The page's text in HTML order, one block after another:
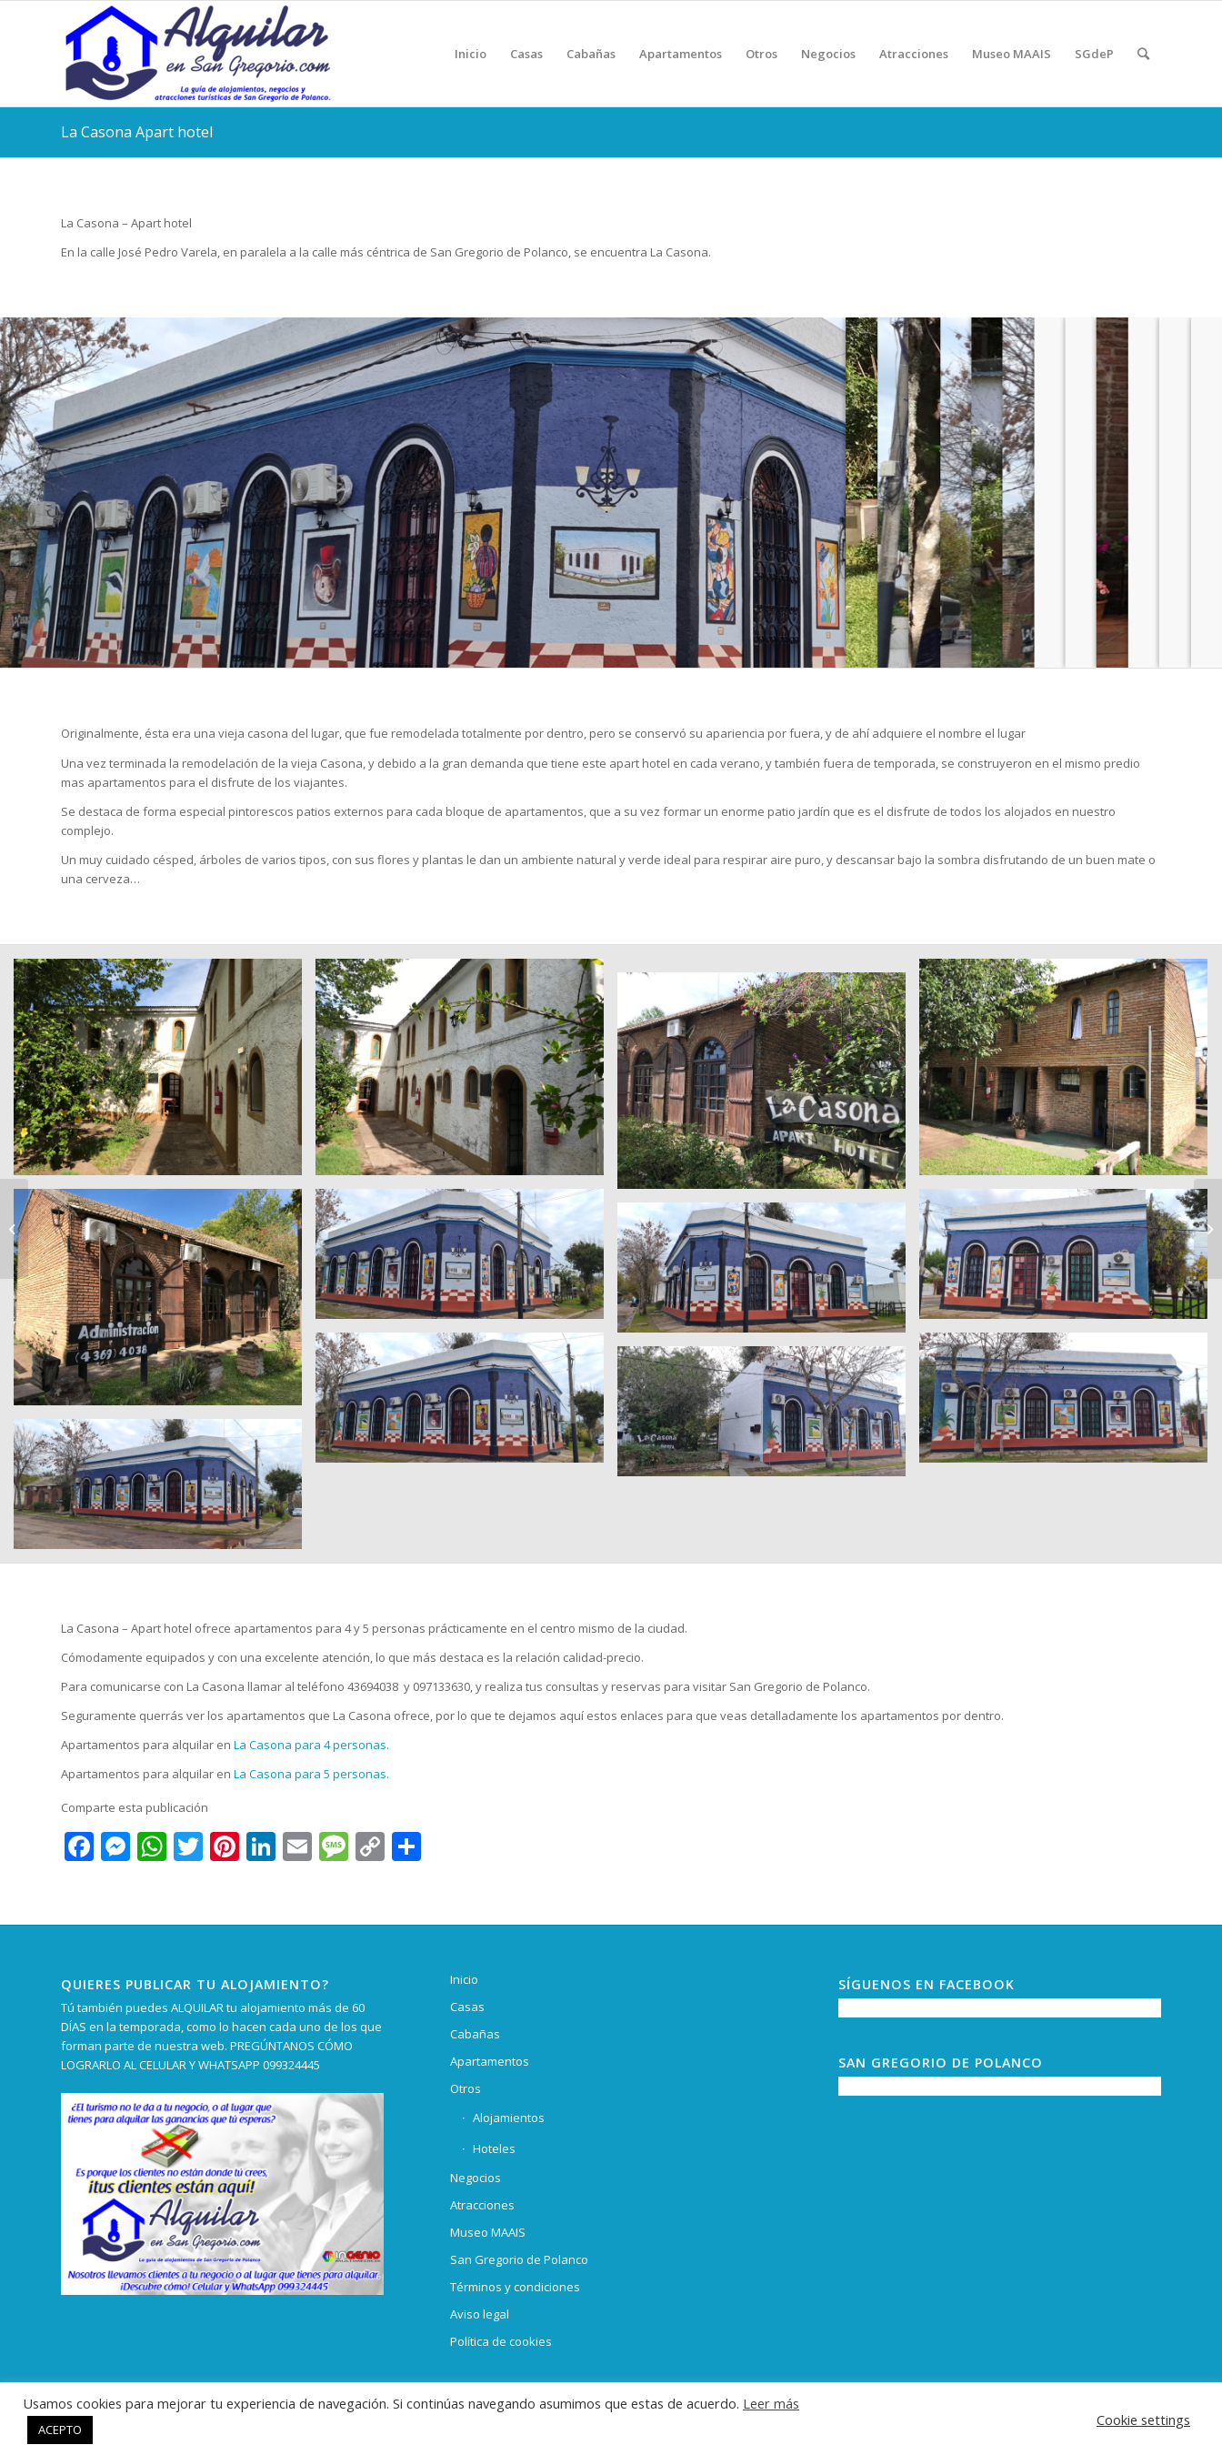
Inicio Casas Cabañas Apartamentos Otros Negocios Atracciones Museo MAAIS SGdeP
La Casona Apart hotel
La Casona – Apart hotel
En la calle José Pedro Varela, en paralela a la calle más céntrica de San Gregorio de Polanco, se encuentra La Casona.
Originalmente, ésta era una vieja casona del lugar, que fue remodelada totalmente por dentro, pero se conservó su apariencia por fuera, y de ahí adquiere el nombre el lugar
Una vez terminada la remodelación de la vieja Casona, y debido a la gran demanda que tiene este apart hotel en cada verano, y también fuera de temporada, se construyeron en el mismo predio
mas apartamentos para el disfrute de los viajantes.
Se destaca de forma especial pintorescos patios externos para cada bloque de apartamentos, que a su vez formar un enorme patio jardín que es el disfrute de todos los alojados en nuestro
complejo.
Un muy cuidado césped, árboles de varios tipos, con sus flores y plantas le dan un ambiente natural y verde ideal para respirar aire puro, y descansar bajo la sombra disfrutando de un buen mate o
una cerveza…
La Casona – Apart hotel ofrece apartamentos para 4 y 5 personas prácticamente en el centro mismo de la ciudad.
Cómodamente equipados y con una excelente atención, lo que más destaca es la relación calidad-precio.
Para comunicarse con La Casona llamar al teléfono 43694038 y 097133630, y realiza tus consultas y reservas para visitar San Gregorio de Polanco.
Seguramente querrás ver los apartamentos que La Casona ofrece, por lo que te dejamos aquí estos enlaces para que veas detalladamente los apartamentos por dentro.
Apartamentos para alquilar en La Casona para 4 personas.
Apartamentos para alquilar en La Casona para 5 personas.
Comparte esta publicación
Facebook
Messenger
WhatsApp
Twitter
Pinterest
LinkedIn
EmailMessage
Copy
QUIERES PUBLICAR TU ALOJAMIENTO?
Tú también puedes ALQUILAR tu alojamiento más de 60
DÍAS en la temporada, como lo hacen cada uno de los que
forman parte de nuestra web. PREGÚNTANOS CÓMO
LOGRARLO AL CELULAR Y WHATSAPP 099324445
Inicio
Casas
Cabañas
Apartamentos
Otros
Alojamientos
Hoteles
Negocios
Atracciones
Museo MAAIS
San Gregorio de Polanco
Términos y condiciones
Aviso legal
Política de cookies
SÍGUENOS EN FACEBOOK
SAN GREGORIO DE POLANCO
© Copyright -
Arenas Doradas –
Cabañas
Usamos cookies para mejorar tu experiencia de navegación. Si continúas navegando asumimos que estas de acuerdo. Leer más
ACEPTO
Cookie settings